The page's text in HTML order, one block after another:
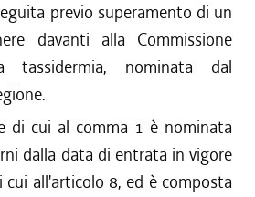
previo superamento di un
davanti alla Commissione
tassidermia, nominata dal
di cui al comma 1 è nominata
dalla data di entrata in vigore
all'articolo 8, ed è composta